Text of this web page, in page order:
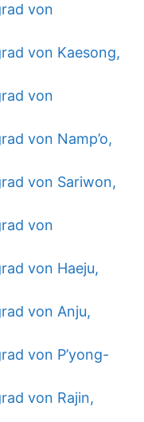
von
von Kaesong,
von
von Namp’o,
von Sariwon,
von
von Haeju,
von Anju,
von P’yong-
von Rajin,